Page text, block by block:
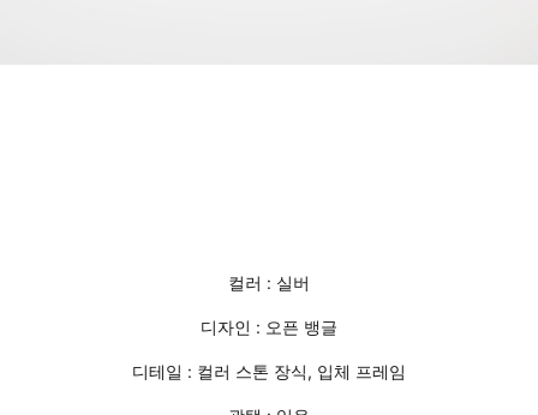
컬러 : 실버
디자인 : 오픈 뱅글
디테일 : 컬러 스톤 장식, 입체 프레임